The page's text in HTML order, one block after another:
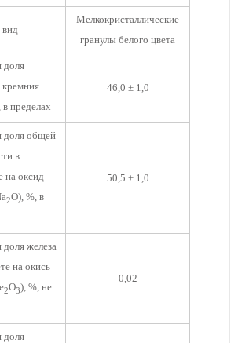
Мелкокристаллические
гранулы белого цвета
доля
кремния
в пределах
46,0 ± 1,0
доля общей
в
на оксид
2O), %, в
50,5 ± 1,0
железа
на окись
2O3), %, не
0,02
доля